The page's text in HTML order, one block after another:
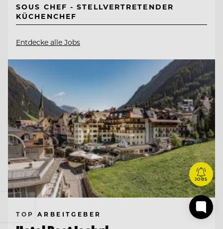
SOUS CHEF - STELLVERTRETENDER
KÜCHENCHEF
Entdecke alle Jobs
TOP ARBEITGEBER
JOBS